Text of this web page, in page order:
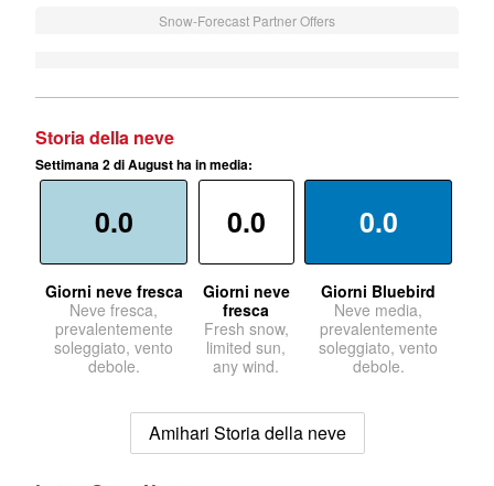
Snow-Forecast Partner Offers
Storia della neve
Settimana 2 di August ha in media:
0.0
Giorni neve fresca
Neve fresca,
prevalentemente
soleggiato, vento
debole.
0.0
Giorni neve
fresca
Fresh snow,
limited sun,
any wind.
0.0
Giorni Bluebird
Neve media,
prevalentemente
soleggiato, vento
debole.
Amihari Storia della neve